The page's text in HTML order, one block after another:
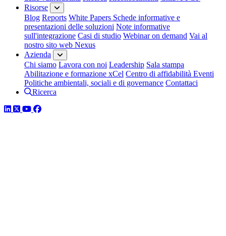
Risorse
Blog Reports White Papers Schede informative e
presentazioni delle soluzioni Note informative
sull'integrazione Casi di studio Webinar on demand Vai al
nostro sito web Nexus
Azienda
Chi siamo Lavora con noi Leadership Sala stampa
Abilitazione e formazione xCel Centro di affidabilità Eventi
Politiche ambientali, sociali e di governance Contattaci
Ricerca
LinkedIn
TwitterYouTube
Facebook